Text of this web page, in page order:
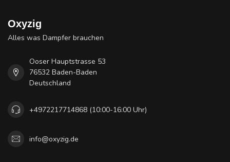
Oxyzig
Alles was Dampfer brauchen
Ooser Hauptstrasse 53
76532 Baden-Baden
Deutschland
+4972217714868 (10:00-16:00 Uhr)
info@oxyzig.de